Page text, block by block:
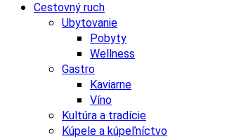
Cestovný ruch
Ubytovanie
Pobyty
Wellness
Gastro
Kaviarne
Víno
Kultúra a tradície
Kúpele a kúpeľníctvo